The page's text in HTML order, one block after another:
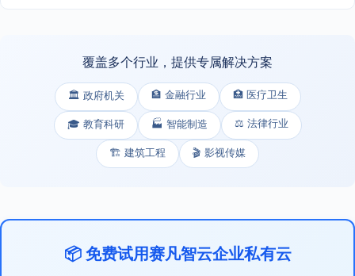
覆盖多个行业，提供专属解决方案
🏛️ 政府机关 🏦 金融行业 🏥 医疗卫生
🎓 教育科研 🏭 智能制造 ⚖️ 法律行业
🏗️ 建筑工程 🎬 影视传媒
📦 免费试用赛凡智云企业私有云